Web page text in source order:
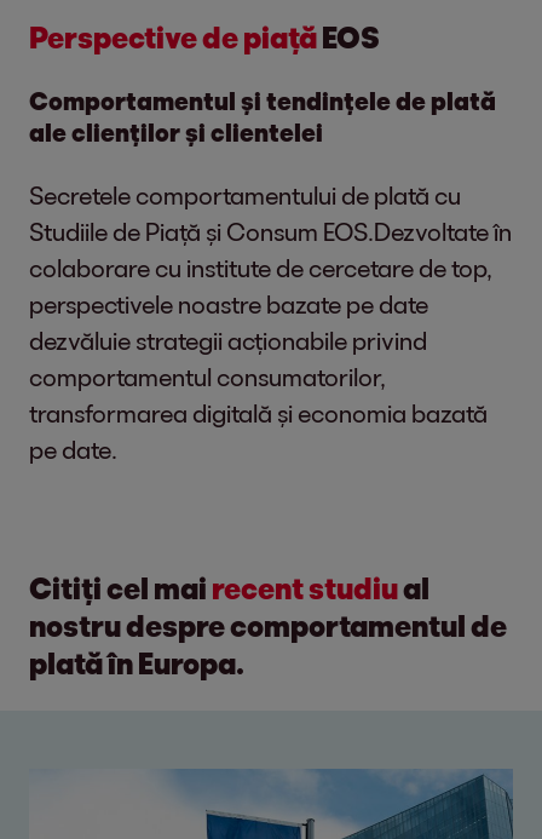
Perspective de piațăEOS
Comportamentul și tendințele de plată
ale clienților și clientelei
Secretele comportamentului de plată cu
Studiile de Piață și Consum EOS.Dezvoltate în
colaborare cu institute de cercetare de top,
perspectivele noastre bazate pe date
dezvăluie strategii acționabile privind
comportamentul consumatorilor,
transformarea digitală și economia bazată
pe date.
Citiți cel mai recent studiual
nostru despre comportamentul de
plată în Europa.